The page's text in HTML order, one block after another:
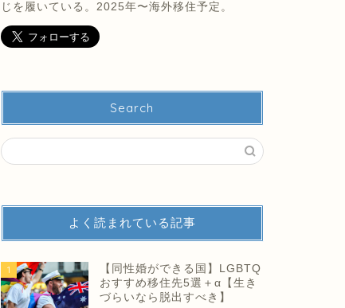
じを履いている。2025年〜海外移住予定。
Search
よく読まれている記事
1
【同性婚ができる国】LGBTQ
おすすめ移住先5選＋α【生き
づらいなら脱出すべき】